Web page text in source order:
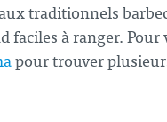
traditionnels
faciles à ranger.
pour trouver